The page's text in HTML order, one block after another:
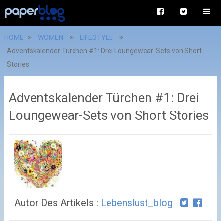
HOME WOMEN
LIFESTYLE
Adventskalender Türchen #1: Drei Loungewear-Sets von Short
Stories
Adventskalender Türchen #1: Drei
Loungewear-Sets von Short Stories
Autor Des Artikels : Lebenslust_blog